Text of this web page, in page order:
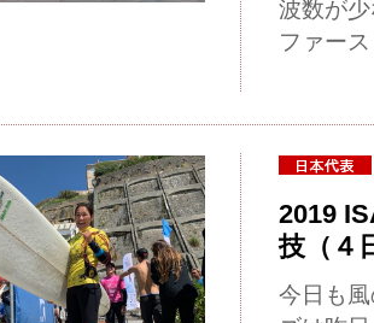
波数が
ファー
2019
技（４
今日も